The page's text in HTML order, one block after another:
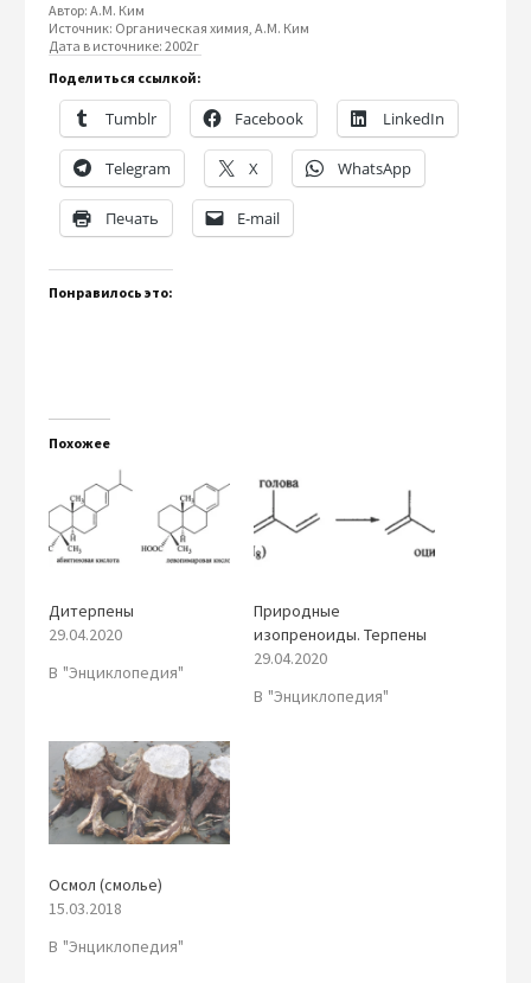
Автор: А.М. Ким
Источник: Органическая химия, А.М. Ким
Дата в источнике: 2002г
Поделиться ссылкой:
Tumblr Facebook LinkedIn
Telegram X WhatsApp
Печать E-mail
Понравилось это:
Похожее
Дитерпены
29.04.2020
В "Энциклопедия"
Природные
изопреноиды. Терпены
29.04.2020
В "Энциклопедия"
Осмол (смолье)
15.03.2018
В "Энциклопедия"